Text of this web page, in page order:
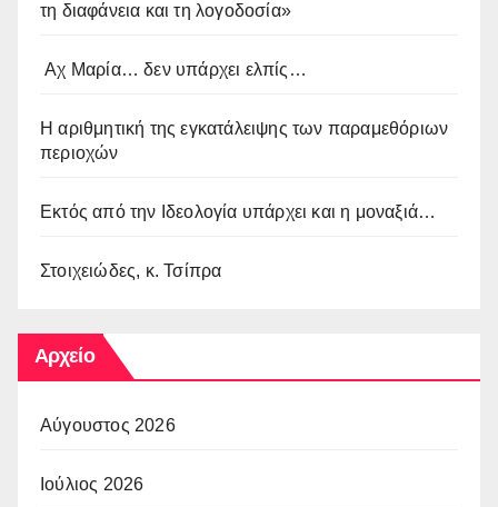
τη διαφάνεια και τη λογοδοσία»
Αχ Μαρία… δεν υπάρχει ελπίς…
Η αριθμητική της εγκατάλειψης των παραμεθόριων
περιοχών
Εκτός από την Ιδεολογία υπάρχει και η μοναξιά…
Στοιχειώδες, κ. Τσίπρα
Αρχείο
Αύγουστος 2026
Ιούλιος 2026